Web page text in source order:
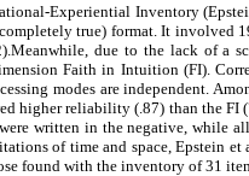
Experiential Inventory
true) format. It involved
due to the lack of a
Faith in Intuition (FI).
modes are independent.
higher reliability (.87) than the
written in the negative, while
of time and space, Epstein et
found with the inventory of 31